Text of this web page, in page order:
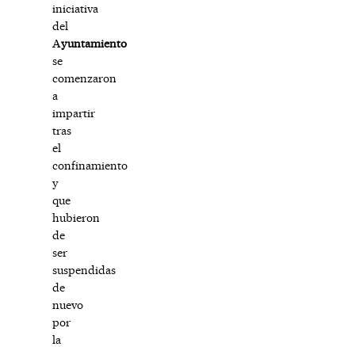
iniciativa
del
Ayuntamiento
se
comenzaron
a
impartir
tras
el
confinamiento
y
que
hubieron
de
ser
suspendidas
de
nuevo
por
la